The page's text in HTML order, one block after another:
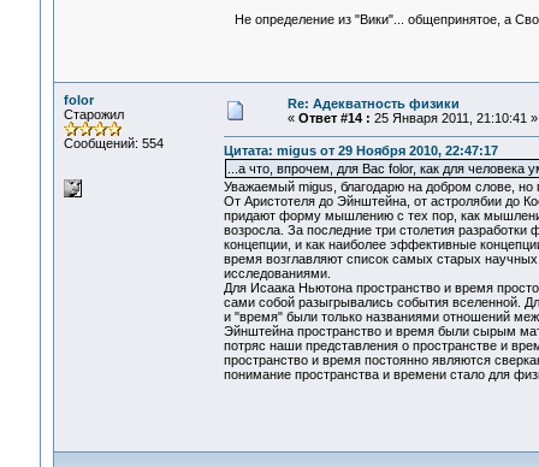
Не определение из "Вики"... общепринятое, а
folor
Старожил
Сообщений: 554
Re: Адекватность физики
« Ответ #14 : 25 Января 2011, 21:10:41 »
Цитата: migus от 29 Ноября 2010, 22:47:17
...а что, впрочем, для Вас folor, как для человека
Уважаемый migus, благодарю на добром слове,
От Аристотеля до Эйнштейна, от астролябии до
придают форму мышлению с тех пор, как
возросла. За последние три столетия
концепции, и как наиболее эффективные
время возглавляют список самых старых
исследованиями.
Для Исаака Ньютона пространство и время
сами собой разыгрывались события вселенной.
и "время" были только названиями отношений
Эйнштейна пространство и время были сырым
потряс наши представления о пространстве и
пространство и время постоянно являются
понимание пространства и времени стало для